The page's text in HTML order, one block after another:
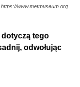
https://www.metmuseum.org
tego
odwołując